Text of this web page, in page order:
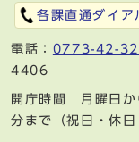
各課直通ダイア
電話： 0773-42-
4406
開庁時間 月曜日か
分まで（祝日・休